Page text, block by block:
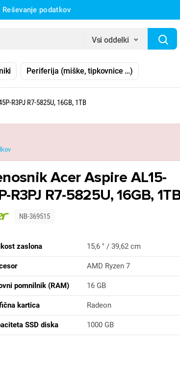
Reševanje podatkov
Vsi oddelki
Periferija (miške, tipkovnice …)
R3PJ R7-5825U, 16GB, 1TB
Acer Aspire AL15-
R3PJ R7-5825U, 16GB,
NB-369515
zaslona 15,6 " / 39,62 cm
AMD Ryzen 7
pomnilnik (RAM) 16 GB
kartica Radeon
SSD diska 1000 GB